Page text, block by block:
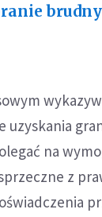
uzyskania
na
z